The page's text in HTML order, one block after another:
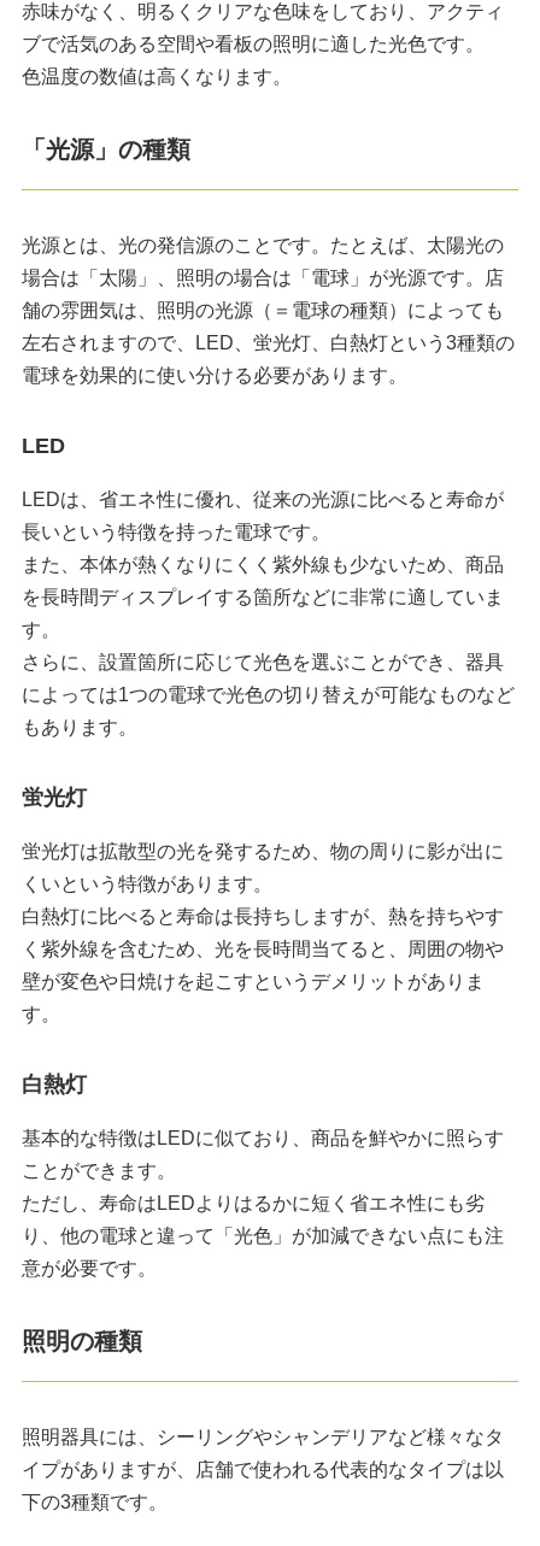
赤味がなく、明るくクリアな色味をしており、アクティ
ブで活気のある空間や看板の照明に適した光色です。
色温度の数値は高くなります。
「光源」の種類
光源とは、光の発信源のことです。たとえば、太陽光の
場合は「太陽」、照明の場合は「電球」が光源です。店
舗の雰囲気は、照明の光源（＝電球の種類）によっても
左右されますので、LED、蛍光灯、白熱灯という3種類の
電球を効果的に使い分ける必要があります。
LED
LEDは、省エネ性に優れ、従来の光源に比べると寿命が
長いという特徴を持った電球です。
また、本体が熱くなりにくく紫外線も少ないため、商品
を長時間ディスプレイする箇所などに非常に適していま
す。
さらに、設置箇所に応じて光色を選ぶことができ、器具
によっては1つの電球で光色の切り替えが可能なものなど
もあります。
蛍光灯
蛍光灯は拡散型の光を発するため、物の周りに影が出に
くいという特徴があります。
白熱灯に比べると寿命は長持ちしますが、熱を持ちやす
く紫外線を含むため、光を長時間当てると、周囲の物や
壁が変色や日焼けを起こすというデメリットがありま
す。
白熱灯
基本的な特徴はLEDに似ており、商品を鮮やかに照らす
ことができます。
ただし、寿命はLEDよりはるかに短く省エネ性にも劣
り、他の電球と違って「光色」が加減できない点にも注
意が必要です。
照明の種類
照明器具には、シーリングやシャンデリアなど様々なタ
イプがありますが、店舗で使われる代表的なタイプは以
下の3種類です。